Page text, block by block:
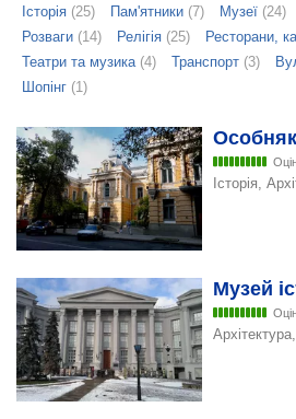
Історія (25) Пам'ятники (7) Музеї (24)
Розваги (14) Релігія (25) Ресторани,
Театри та музика(4) Транспорт (3)
Шопінг (1)
Історія,
Музей